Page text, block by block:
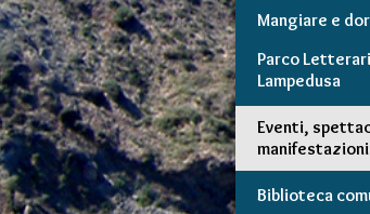
Mangiare e
Parco
Lampedusa
Eventi,
manifestazioni
Biblioteca